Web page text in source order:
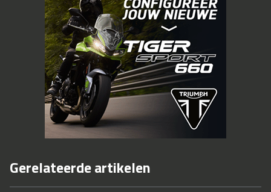
Gerelateerde artikelen